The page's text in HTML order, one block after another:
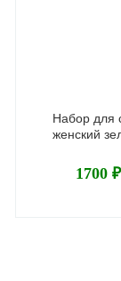
Набор для
женский
1700 ₽